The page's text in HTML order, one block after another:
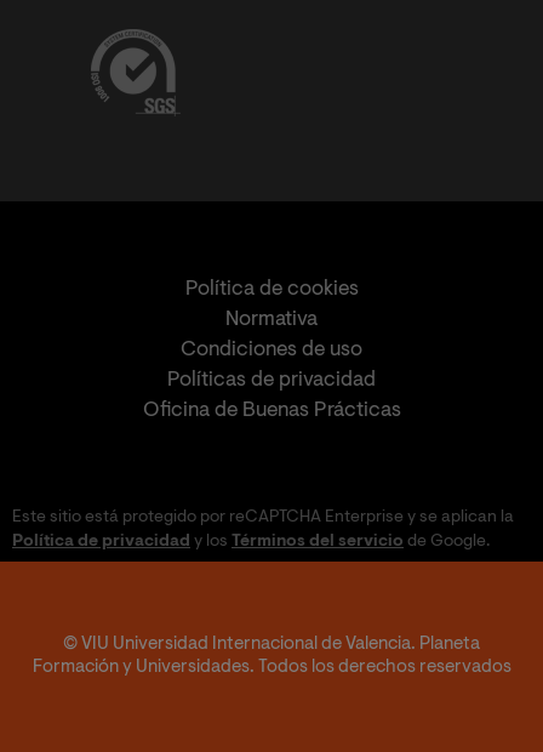
Política de cookies
Normativa
Condiciones de uso
Políticas de privacidad
Oficina de Buenas Prácticas
Este sitio está protegido por reCAPTCHA Enterprise y se aplican la
Política de privacidad y los Términos del servicio de Google.
© VIU Universidad Internacional de Valencia. Planeta
Formación y Universidades. Todos los derechos reservados